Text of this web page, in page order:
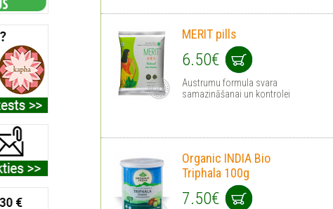
MERIT pills
6.50€
Austrumu formula svara
samazināšanai un kontrolei
Organic INDIA Bio
Triphala 100g
7.50€